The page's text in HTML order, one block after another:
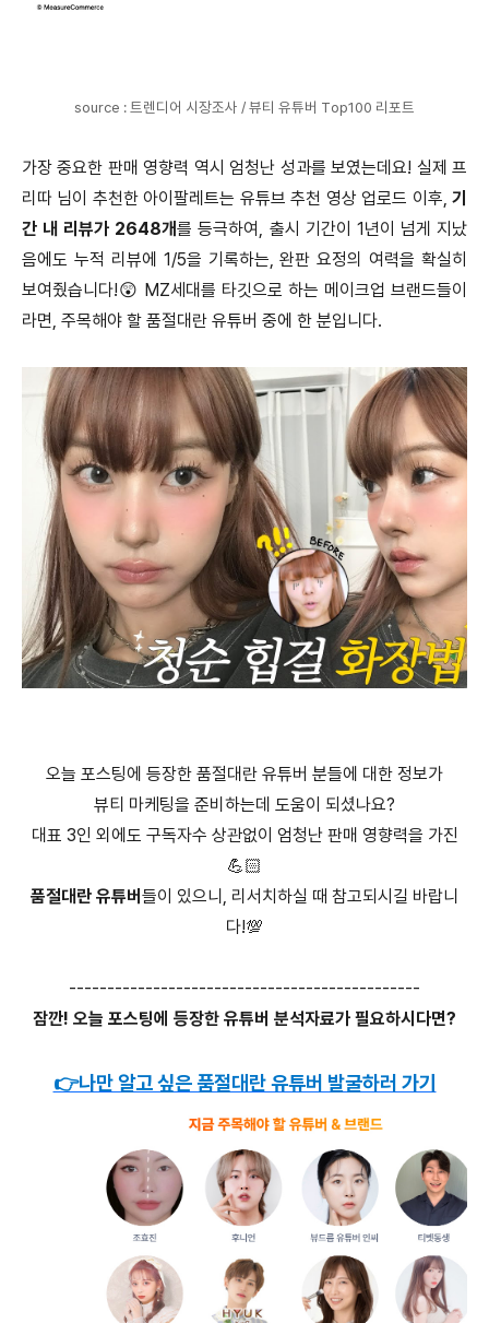
source : 트렌디어 시장조사 / 뷰티 유튜버 Top100 리포트
가장 중요한 판매 영향력 역시 엄청난 성과를 보였는데요! 실제 프
리따 님이 추천한 아이팔레트는 유튜브 추천 영상 업로드 이후, 기
간 내 리뷰가 2648개를 등극하여, 출시 기간이 1년이 넘게 지났
음에도 누적 리뷰에 1/5을 기록하는, 완판 요정의 여력을 확실히
보여줬습니다!😲 MZ세대를 타깃으로 하는 메이크업 브랜드들이
라면, 주목해야 할 품절대란 유튜버 중에 한 분입니다.
오늘 포스팅에 등장한 품절대란 유튜버 분들에 대한 정보가
뷰티 마케팅을 준비하는데 도움이 되셨나요?
대표 3인 외에도 구독자수 상관없이 엄청난 판매 영향력을 가진
💪🏻
품절대란 유튜버 들이 있으니, 리서치하실 때 참고되시길 바랍니
다!💯
----------------------------------------------
잠깐! 오늘 포스팅에 등장한 유튜버 분석자료가 필요하시다면?
👉나만 알고 싶은 품절대란 유튜버 발굴하러 가기